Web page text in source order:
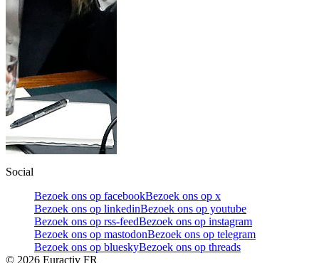
Social
Bezoek ons op facebookBezoek ons op x
Bezoek ons op linkedinBezoek ons op youtube
Bezoek ons op rss-feedBezoek ons op instagram
Bezoek ons op mastodonBezoek ons op telegram
Bezoek ons op blueskyBezoek ons op threads
© 2026 Euractiv FR